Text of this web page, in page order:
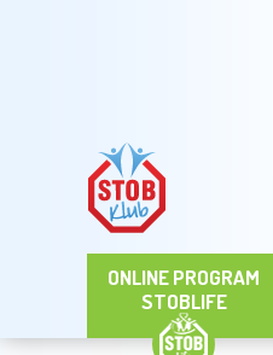
ONLINE PROGRAM
STOBLIFE